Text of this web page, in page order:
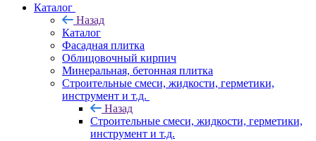
Каталог
Назад
Каталог
Фасадная плитка
Облицовочный кирпич
Минеральная, бетонная плитка
Строительные смеси, жидкости, герметики,
инструмент и т.д.
Назад
Строительные смеси, жидкости, герметики,
инструмент и т.д.